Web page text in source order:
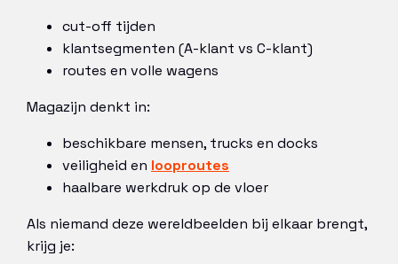
cut-off tijden
klantsegmenten (A-klant vs C-klant)
routes en volle wagens
Magazijn denkt in:
beschikbare mensen, trucks en docks
veiligheid en looproutes
haalbare werkdruk op de vloer
Als niemand deze wereldbeelden bij elkaar brengt,
krijg je: